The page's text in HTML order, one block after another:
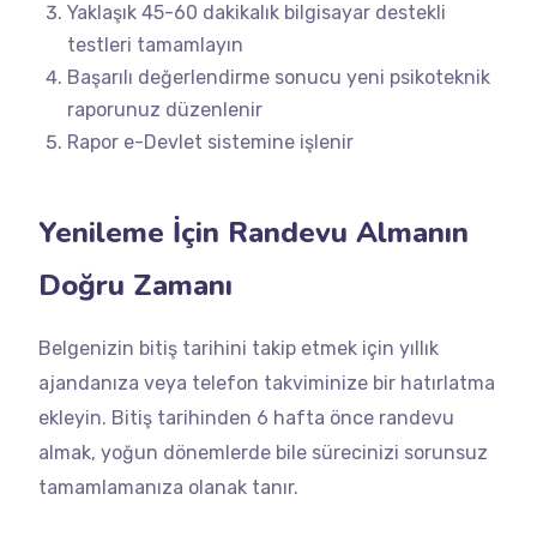
Yaklaşık 45-60 dakikalık bilgisayar destekli
testleri tamamlayın
Başarılı değerlendirme sonucu yeni psikoteknik
raporunuz düzenlenir
Rapor e-Devlet sistemine işlenir
Yenileme İçin Randevu Almanın
Doğru Zamanı
Belgenizin bitiş tarihini takip etmek için yıllık
ajandanıza veya telefon takviminize bir hatırlatma
ekleyin. Bitiş tarihinden 6 hafta önce randevu
almak, yoğun dönemlerde bile sürecinizi sorunsuz
tamamlamanıza olanak tanır.